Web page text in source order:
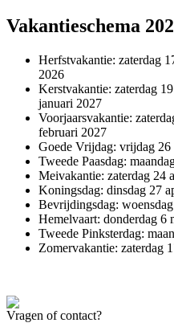
Vakantieschema
Herfstvakantie: zaterdag
2026
Kerstvakantie: zaterdag
januari 2027
Voorjaarsvakantie:
februari 2027
Goede Vrijdag: vrijdag 26
Tweede Paasdag:
Meivakantie: zaterdag 24
Koningsdag: dinsdag 27
Bevrijdingsdag:
Hemelvaart: donderdag 6
Tweede Pinksterdag:
Zomervakantie: zaterdag
Vragen of contact?